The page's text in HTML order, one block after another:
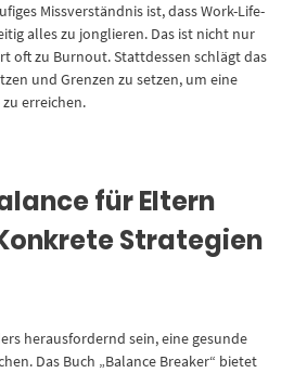
Missverständnis ist, dass Work-Life-
alles zu jonglieren. Das ist nicht nur
oft zu Burnout. Stattdessen schlägt das
und Grenzen zu setzen, um eine
zu erreichen.
für Eltern
Strategien
herausfordernd sein, eine gesunde
Das Buch „Balance Breaker“ bietet